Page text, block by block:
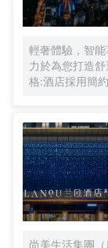
輕奢體驗，智
力於為您打造
格:酒店採用簡
技帶來的便捷
待，為您洗去一
儀，打造私人影
洗衣房，並提供
輕鬆自在。歡橙
期待您的光臨！
型，詳細的實物
尚美生活集團